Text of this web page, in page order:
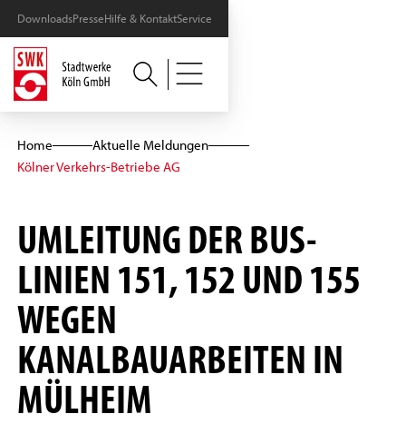
DownloadsPresseHilfe & KontaktService
Home
Aktuelle Meldungen
Kölner Verkehrs-Betriebe AG
UMLEITUNG DER BUS-
LINIEN 151, 152 UND 155
WEGEN
KANALBAUARBEITEN IN
MÜLHEIM